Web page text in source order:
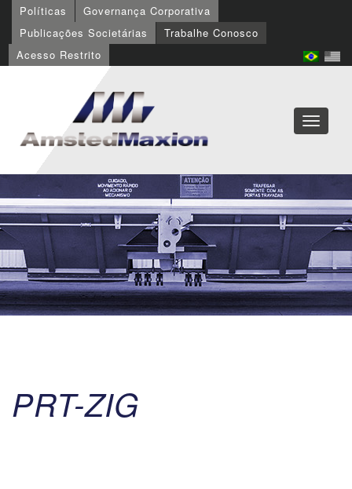
Políticas
Governança Corporativa
Publicações Societárias
Trabalhe Conosco
Acesso Restrito
PRT-ZIG